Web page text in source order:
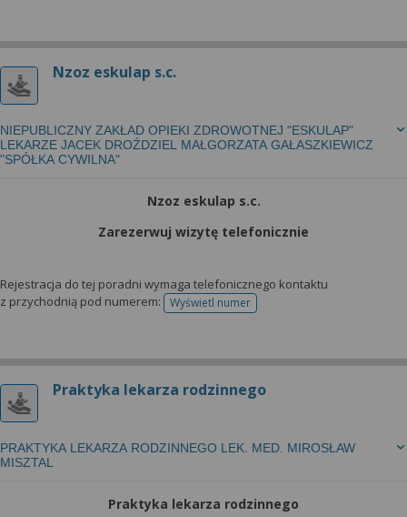
Nzoz eskulap s.c.
NIEPUBLICZNY ZAKŁAD OPIEKI ZDROWOTNEJ "ESKULAP"
LEKARZE JACEK DROŹDZIEL MAŁGORZATA GAŁASZKIEWICZ
"SPÓŁKA CYWILNA"
Nzoz eskulap s.c.
Zarezerwuj wizytę telefonicznie
Rejestracja do tej poradni wymaga telefonicznego kontaktu
z przychodnią pod numerem:
Wyświetl numertelefonu do rejestracji
Praktyka lekarza rodzinnego
PRAKTYKA LEKARZA RODZINNEGO LEK. MED. MIROSŁAW
MISZTAL
Praktyka lekarza rodzinnego